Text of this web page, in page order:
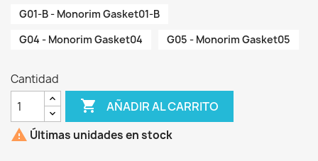
G01-B - Monorim Gasket01-B
G04 - Monorim Gasket04
G05 - Monorim Gasket05
Cantidad
 AÑADIR AL CARRITO
 Últimas unidades en stock